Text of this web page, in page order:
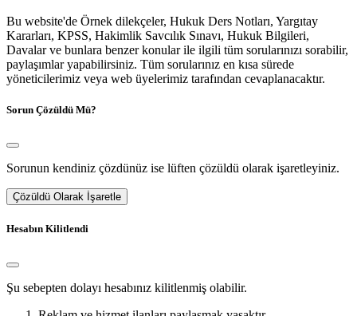
Bu website'de Örnek dilekçeler, Hukuk Ders Notları, Yargıtay
Kararları, KPSS, Hakimlik Savcılık Sınavı, Hukuk Bilgileri,
Davalar ve bunlara benzer konular ile ilgili tüm sorularınızı sorabilir,
paylaşımlar yapabilirsiniz. Tüm sorularınız en kısa sürede
yöneticilerimiz veya web üyelerimiz tarafından cevaplanacaktır.
Sorun Çözüldü Mü?
Sorunun kendiniz çözdünüz ise lüften çözüldü olarak işaretleyiniz.
Çözüldü Olarak İşaretle
Hesabın Kilitlendi
Şu sebepten dolayı hesabınız kilitlenmiş olabilir.